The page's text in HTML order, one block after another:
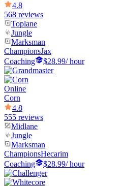
4.8
568 reviews
Toplane
Jungle
Marksman
ChampionsJax
Coaching
$28.99/ hour
Online
Corn
4.8
555 reviews
Midlane
Jungle
Marksman
ChampionsHecarim
Coaching
$28.99/ hour